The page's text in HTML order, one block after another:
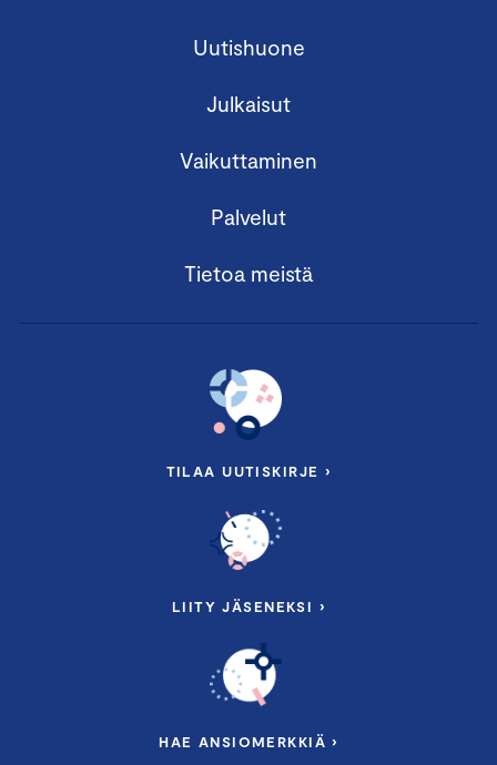
Uutishuone
Julkaisut
Vaikuttaminen
Palvelut
Tietoa meistä
TILAA UUTISKIRJE ›
LIITY JÄSENEKSI ›
HAE ANSIOMERKKIÄ ›